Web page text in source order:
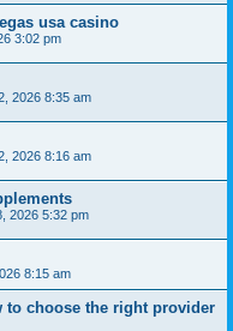
usa casino
3:02 pm
2026 8:35 am
2026 8:16 am
2026 5:32 pm
8:15 am
to choose the right provider